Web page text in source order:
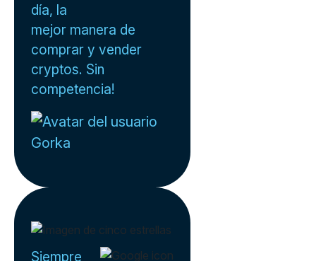
día, la
mejor manera de
comprar y vender
cryptos. Sin
competencia!
Gorka
Siempre